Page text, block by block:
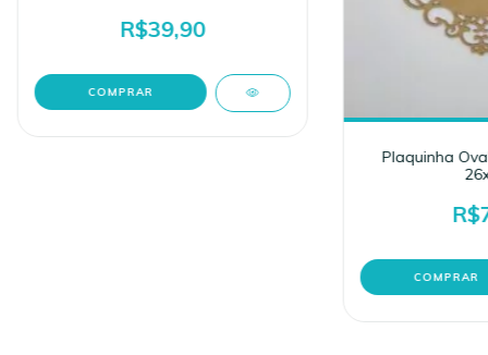
R$39,90
Plaquinha